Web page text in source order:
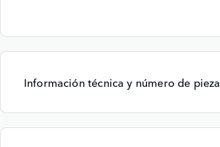
Información técnica y número de pieza